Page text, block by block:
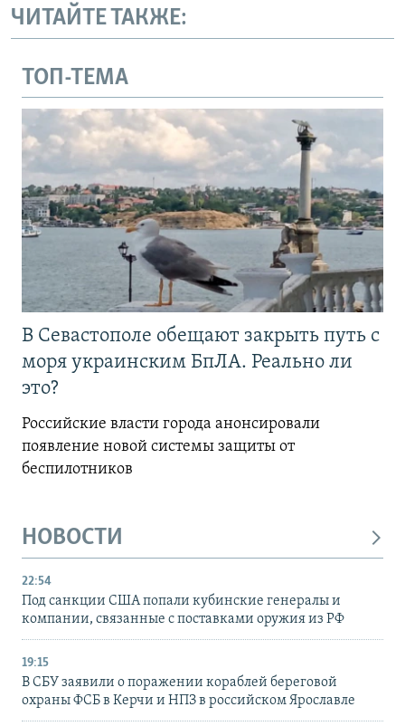
ЧИТАЙТЕ ТАКЖЕ:
ТОП-ТЕМА
В Севастополе обещают закрыть путь с
моря украинским БпЛА. Реально ли
это?
Российские власти города анонсировали
появление новой системы защиты от
беспилотников
НОВОСТИ
22:54
Под санкции США попали кубинские генералы и
компании, связанные с поставками оружия из РФ
19:15
В СБУ заявили о поражении кораблей береговой
охраны ФСБ в Керчи и НПЗ в российском Ярославле